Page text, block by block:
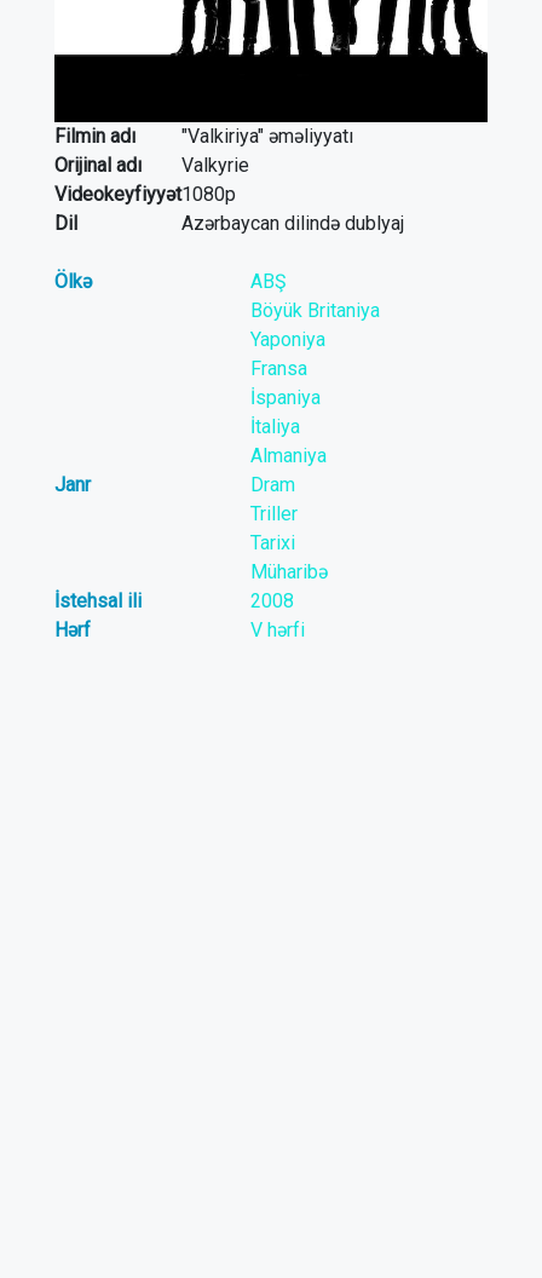
Filmin adı
"Valkiriya" əməliyyatı
Orijinal adı
Valkyrie
Videokeyfiyyət1080p
Dil
Azərbaycan dilində dublyaj
Ölkə
ABŞ
Böyük Britaniya
Yaponiya
Fransa
İspaniya
İtaliya
Almaniya
Janr
Dram
Triller
Tarixi
Müharibə
İstehsal ili
2008
Hərf
V hərfi